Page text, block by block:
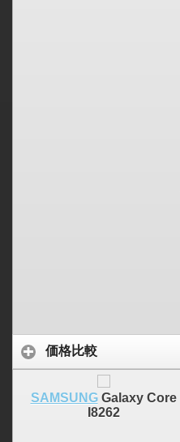
価格比較
SAMSUNGGalaxy Core
I8262